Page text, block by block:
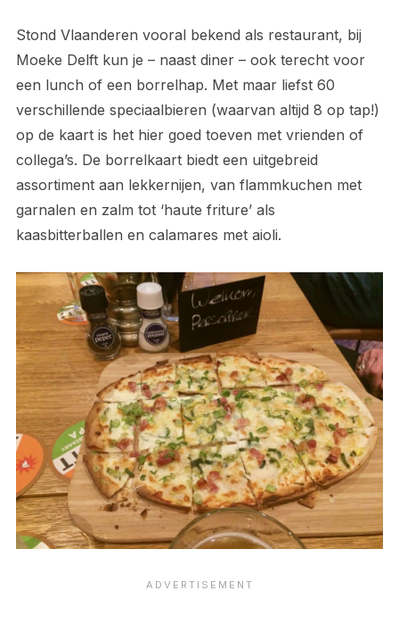
Stond Vlaanderen vooral bekend als restaurant, bij
Moeke Delft kun je – naast diner – ook terecht voor
een lunch of een borrelhap. Met maar liefst 60
verschillende speciaalbieren (waarvan altijd 8 op tap!)
op de kaart is het hier goed toeven met vrienden of
collega’s. De borrelkaart biedt een uitgebreid
assortiment aan lekkernijen, van flammkuchen met
garnalen en zalm tot ‘haute friture’ als
kaasbitterballen en calamares met aioli.